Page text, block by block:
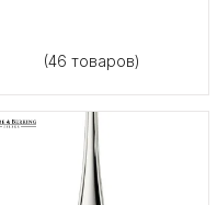
(46 товаров)